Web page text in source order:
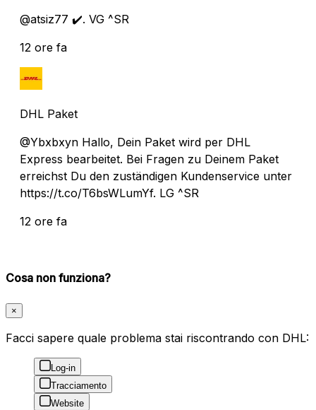
@atsiz77 ✔️. VG ^SR
12 ore fa
DHL Paket
@Ybxbxyn Hallo, Dein Paket wird per DHL
Express bearbeitet. Bei Fragen zu Deinem Paket
erreichst Du den zuständigen Kundenservice unter
https://t.co/T6bsWLumYf. LG ^SR
12 ore fa
Cosa non funziona?
×
Facci sapere quale problema stai riscontrando con DHL:
Log-in
Tracciamento
Website